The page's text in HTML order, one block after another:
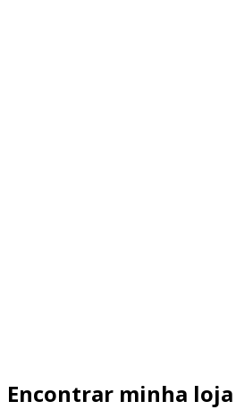
Encontrar minha loja